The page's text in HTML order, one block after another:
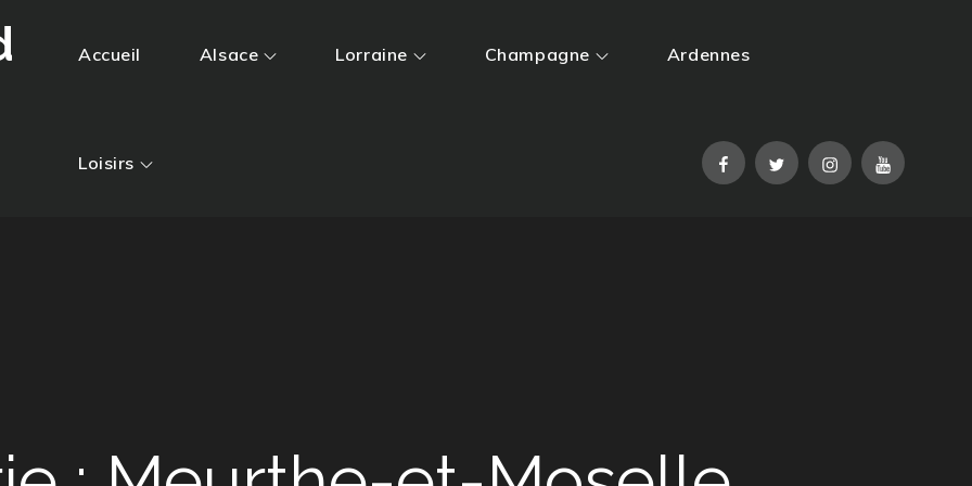
Accueil Alsace Lorraine Champagne Ardennes
Loisirs FacebookTwitterInstagramYouTube